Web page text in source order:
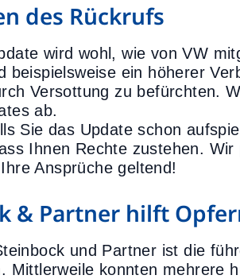
des Rückrufs
wird wohl, wie von VW
beispielsweise ein höherer
Versottung zu befürchten.
ab.
Sie das Update schon
Ihnen Rechte zustehen. Wir
Ansprüche geltend!
& Partner hilft
und Partner ist die
Mittlerweile konnten mehrere